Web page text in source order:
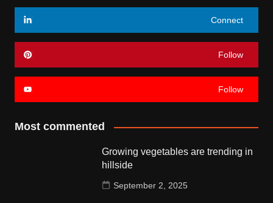
Connect
Follow
Follow
Most commented
Growing vegetables are trending in
hillside
September 2, 2025